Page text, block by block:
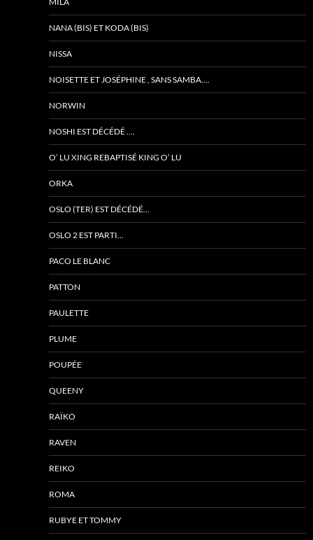
NANA (BIS) ET KODA (BIS)
NISSA
NOISETTE ET JOSÉPHINE , SANS SAMBA….
NORWIN
NOSHI EST DÉCÉDÉ ….
O’ LU XING REBAPTISÉ KING O’ LU
ORKA
OSLO (TER) EST DÉCÉDÉ…
OSLO 2 EST PARTI…
PACO LE BLANC
PATTON
PAULETTE
PLUME
POUPÉE
QUEENY
RAÏKO
RAVEN
REIKO
ROMA
RUBYE ET TOMMY